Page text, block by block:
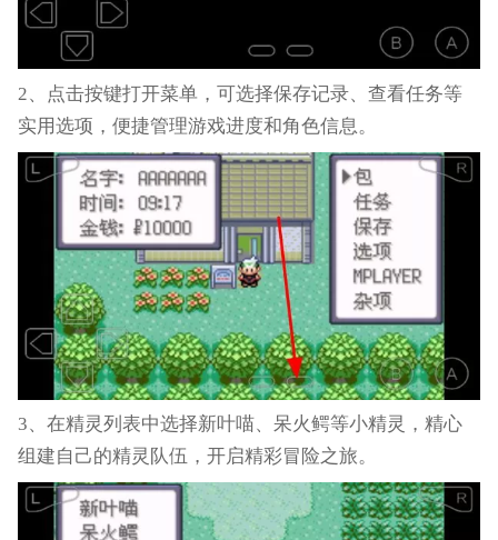
2、点击按键打开菜单，可选择保存记录、查看任务等
实用选项，便捷管理游戏进度和角色信息。
3、在精灵列表中选择新叶喵、呆火鳄等小精灵，精心
组建自己的精灵队伍，开启精彩冒险之旅。